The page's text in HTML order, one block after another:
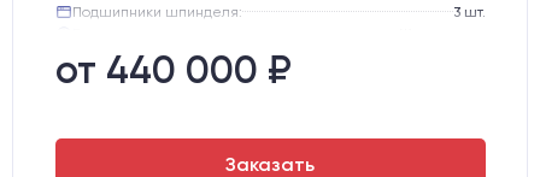
Подшипники шпинделя:
3 шт.
Тип стола:
от 440 000 ₽
Заказать